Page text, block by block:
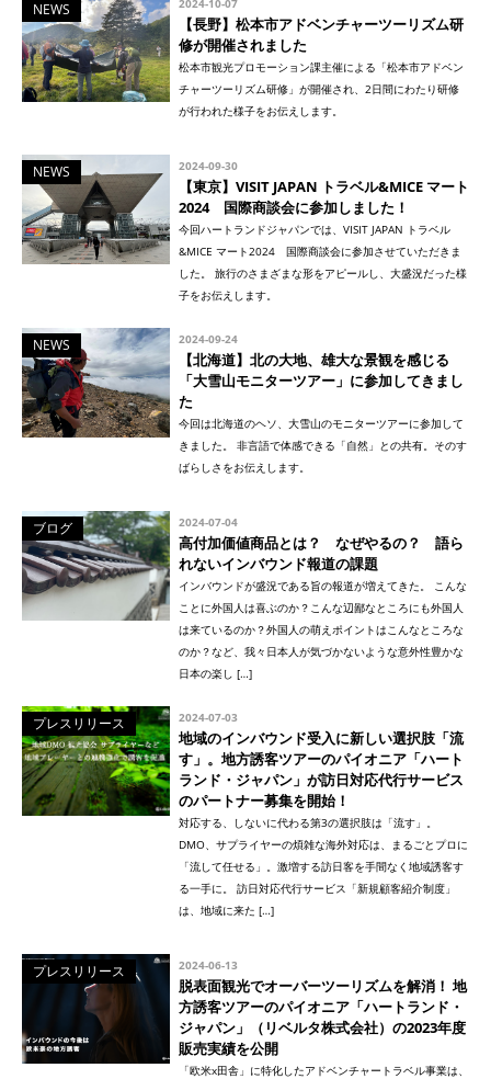
NEWS 2024-10-07
【長野】松本市アドベンチャーツーリズム研
修が開催されました
松本市観光プロモーション課主催による「松本市アドベン
チャーツーリズム研修」が開催され、2日間にわたり研修
が行われた様子をお伝えします。
NEWS 2024-09-30
【東京】VISIT JAPAN トラベル&MICE マート
2024 国際商談会に参加しました！
今回ハートランドジャパンでは、VISIT JAPAN トラベル
&MICE マート2024 国際商談会に参加させていただきま
した。 旅行のさまざまな形をアピールし、大盛況だった様
子をお伝えします。
NEWS 2024-09-24
【北海道】北の大地、雄大な景観を感じる
「大雪山モニターツアー」に参加してきまし
た
今回は北海道のヘソ、大雪山のモニターツアーに参加して
きました。 非言語で体感できる「自然」との共有。そのす
ばらしさをお伝えします。
ブログ 2024-07-04
高付加価値商品とは？ なぜやるの？ 語ら
れないインバウンド報道の課題
インバウンドが盛況である旨の報道が増えてきた。 こんな
ことに外国人は喜ぶのか？こんな辺鄙なところにも外国人
は来ているのか？外国人の萌えポイントはこんなところな
のか？など、我々日本人が気づかないような意外性豊かな
日本の楽し […]
プレスリリース 2024-07-03
地域のインバウンド受入に新しい選択肢「流
す」。地方誘客ツアーのパイオニア「ハート
ランド・ジャパン」が訪日対応代行サービス
のパートナー募集を開始！
対応する、しないに代わる第3の選択肢は「流す」。
DMO、サプライヤーの煩雑な海外対応は、まるごとプロに
「流して任せる」。激増する訪日客を手間なく地域誘客す
る一手に。 訪日対応代行サービス「新規顧客紹介制度」
は、地域に来た […]
プレスリリース 2024-06-13
脱表面観光でオーバーツーリズムを解消！ 地
方誘客ツアーのパイオニア「ハートランド・
ジャパン」（リベルタ株式会社）の2023年度
販売実績を公開
「欧米x田舎」に特化したアドベンチャートラベル事業は、